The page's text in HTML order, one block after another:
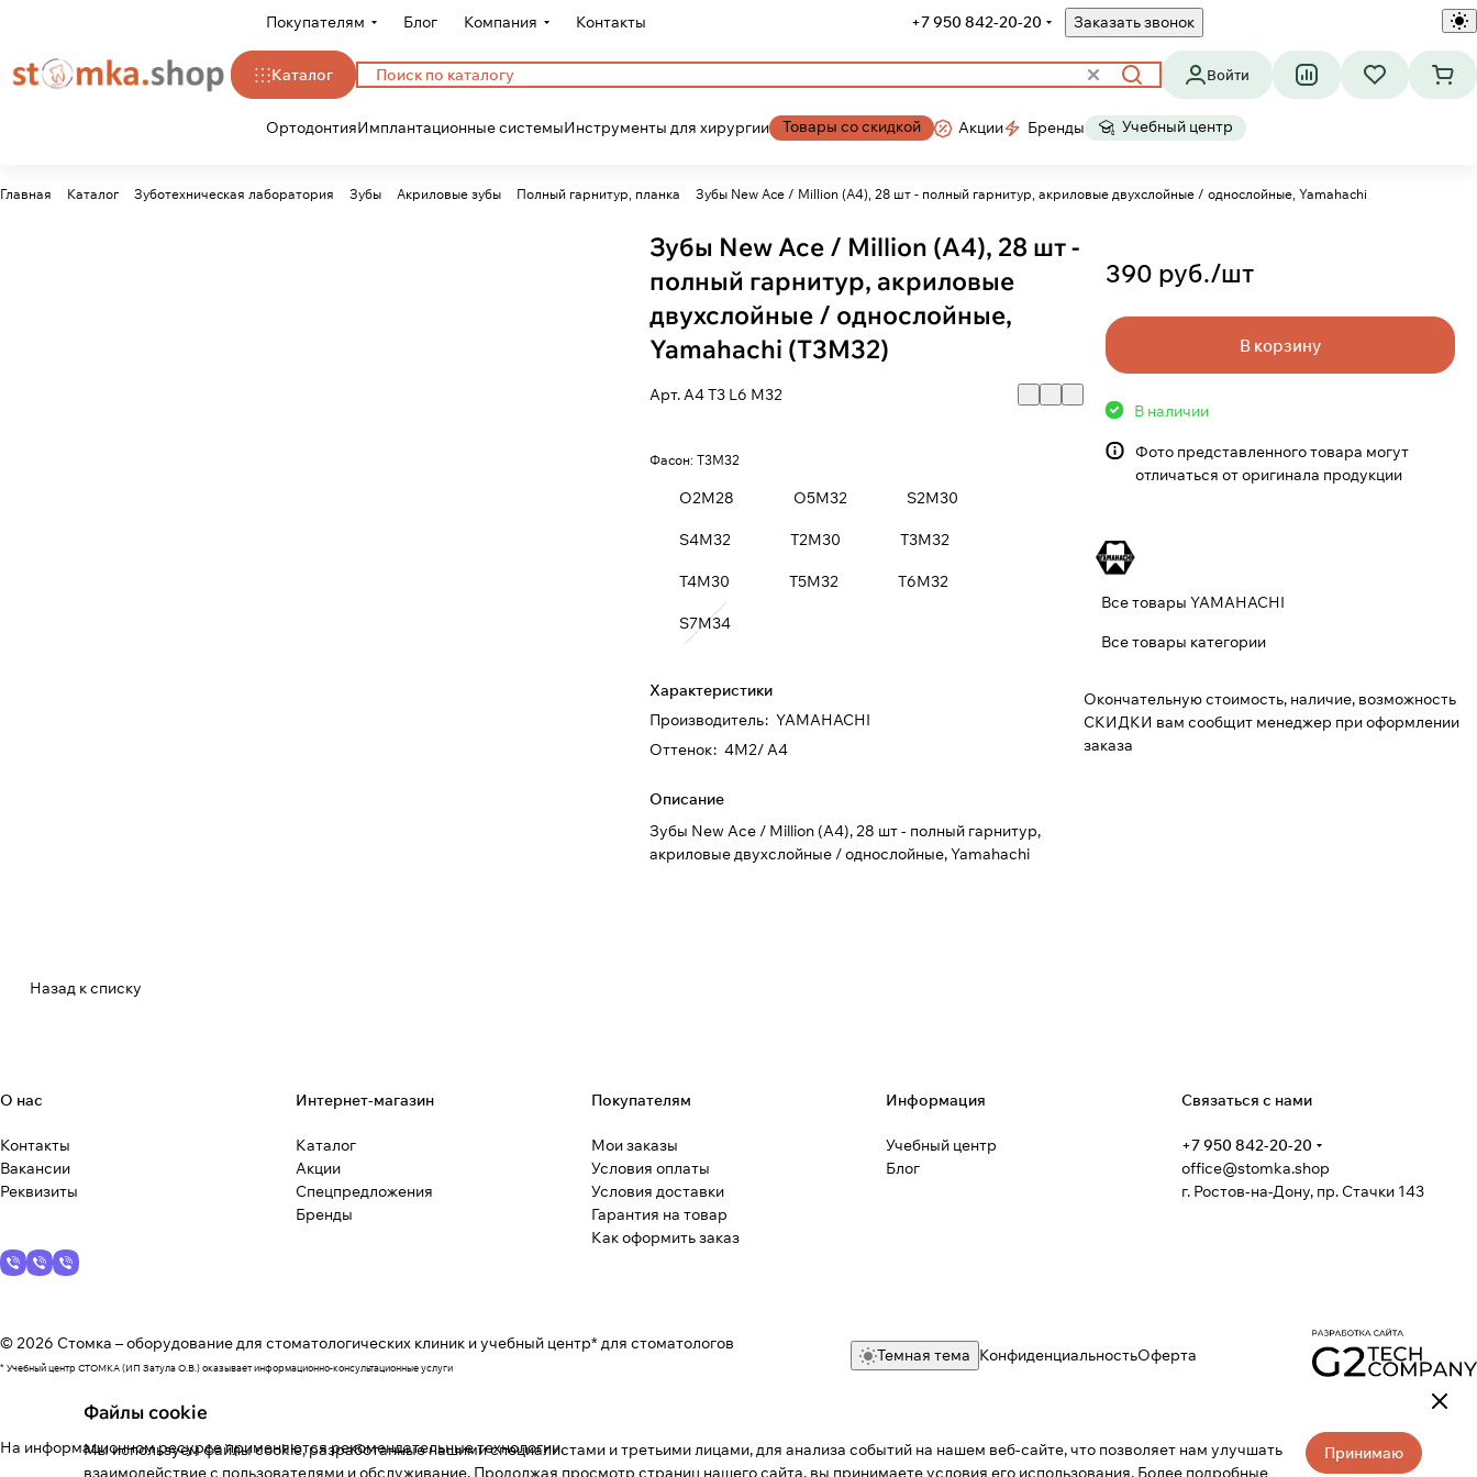
Покупателям Блог Компания Контакты +7 950 842-20-20 Заказать звонок
Каталог Войти
ОртодонтияИмплантационные системыИнструменты для хирургии Товары со скидкой Акции Бренды Учебный центр
Главная Каталог Зуботехническая лаборатория Зубы Акриловые зубы Полный гарнитур, планка Зубы New Ace / Million (A4), 28 шт - полный гарнитур, акриловые двухслойные / однослойные, Yamahachi
Зубы New Ace / Million (A4), 28 шт -
полный гарнитур, акриловые
двухслойные / однослойные,
Yamahachi (T3M32)
Арт.A4 T3 L6 M32
Фасон:T3M32
O2M28 O5M32 S2M30
S4M32 T2M30 T3M32
T4M30 T5M32 T6M32
S7M34
Характеристики
Производитель: YAMAHACHI
Оттенок: 4M2/ A4
Описание
Зубы New Ace / Million (A4), 28 шт - полный гарнитур,
акриловые двухслойные / однослойные, Yamahachi
390 руб./шт
В корзину
В наличии
Фото представленного товара могут
отличаться от оригинала продукции
Все товары YAMAHACHI
Все товары категории
Окончательную стоимость, наличие, возможность
СКИДКИ вам сообщит менеджер при оформлении
заказа
Назад к списку
О нас
Контакты
Вакансии
Реквизиты
Интернет-магазин
Каталог
Акции
Спецпредложения
Бренды
Покупателям
Мои заказы
Условия оплаты
Условия доставки
Гарантия на товар
Как оформить заказ
Информация
Учебный центр
Блог
Связаться с нами
+7 950 842-20-20
office@stomka.shop
г. Ростов-на-Дону, пр. Стачки 143
© 2026 Стомка – оборудование для стоматологических клиник и учебный центр* для стоматологов
* Учебный центр СТОМКА (ИП Затула О.В.) оказывает информационно-консультационные услуги
Темная тема КонфиденциальностьОферта
На информационном ресурсе применяютсярекомендательные технологии.
Файлы cookie
Мы используем файлы cookie, разработанные нашими специалистами и третьими лицами, для анализа событий на нашем веб-сайте, что позволяет нам улучшать
взаимодействие с пользователями и обслуживание. Продолжая просмотр страниц нашего сайта, вы принимаете условия его использования. Более подробные
Принимаю